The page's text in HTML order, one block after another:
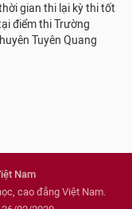
gian thi lại kỳ thi tốt
điểm thi Trường
Tuyên Quang
Nam
cao đẳng Việt Nam.